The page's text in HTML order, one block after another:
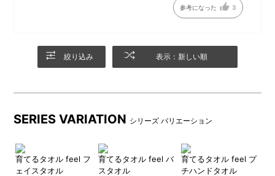
時間を重ねた分だけ、使い心地の良さが増していくのに驚かさ
参考になった 3
絞り込み 表示：新しい順
SERIES VARIATION シリーズ バリエーション
育てるタオル feel フ
ェイスタオル
育てるタオル feel バ
スタオル
育てるタオル feel プ
チハンドタオル